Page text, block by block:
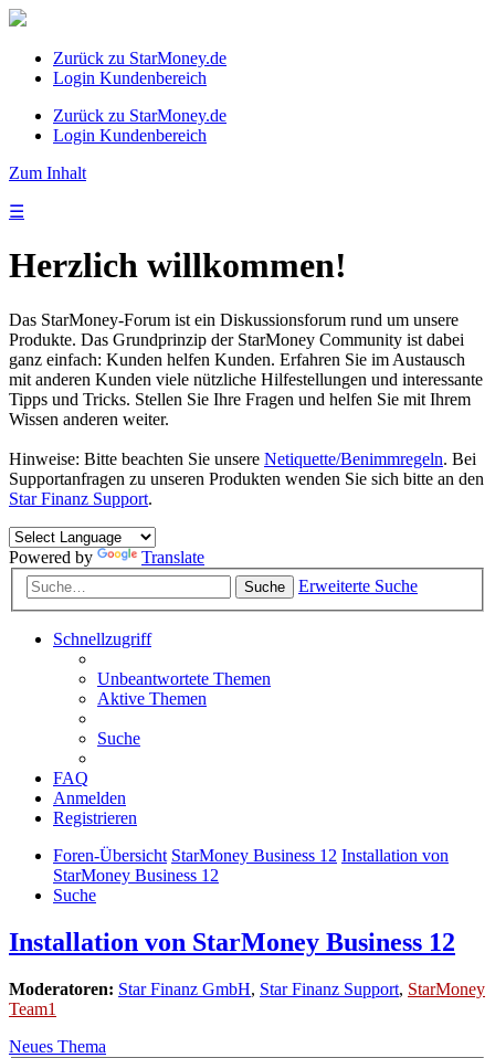
Zurück zu StarMoney.de
Login Kundenbereich
Zurück zu StarMoney.de
Login Kundenbereich
Zum Inhalt
☰
Herzlich willkommen!
Das StarMoney-Forum ist ein Diskussionsforum rund um unsere
Produkte. Das Grundprinzip der StarMoney Community ist dabei
ganz einfach: Kunden helfen Kunden. Erfahren Sie im Austausch
mit anderen Kunden viele nützliche Hilfestellungen und interessante
Tipps und Tricks. Stellen Sie Ihre Fragen und helfen Sie mit Ihrem
Wissen anderen weiter.
Hinweise: Bitte beachten Sie unsere Netiquette/Benimmregeln. Bei
Supportanfragen zu unseren Produkten wenden Sie sich bitte an den
Star Finanz Support.
Powered by Translate
Suche Erweiterte Suche
Schnellzugriff
Unbeantwortete Themen
Aktive Themen
Suche
FAQ
Anmelden
Registrieren
Foren-Übersicht StarMoney Business 12 Installation von
StarMoney Business 12
Suche
Installation von StarMoney Business 12
Moderatoren: Star Finanz GmbH, Star Finanz Support, StarMoney
Team1
Neues Thema